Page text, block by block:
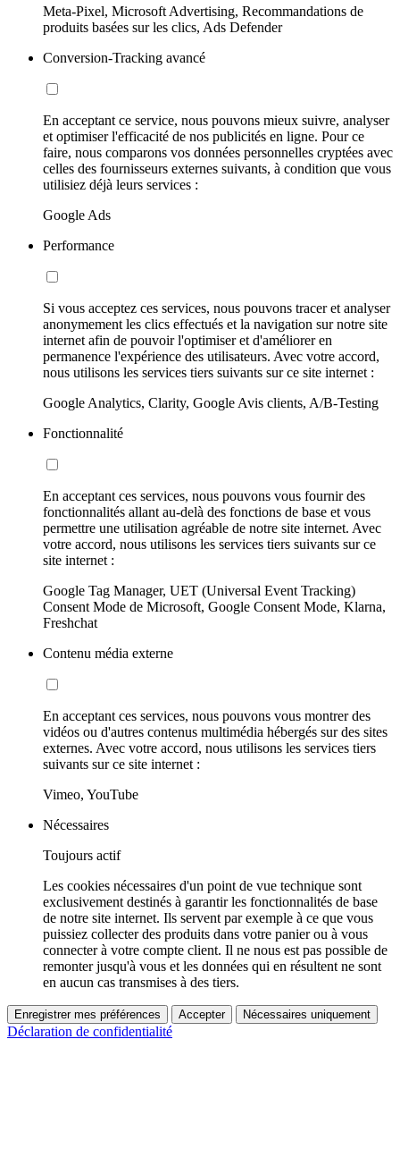
Meta-Pixel, Microsoft Advertising, Recommandations de
produits basées sur les clics, Ads Defender
Conversion-Tracking avancé
En acceptant ce service, nous pouvons mieux suivre, analyser
et optimiser l'efficacité de nos publicités en ligne. Pour ce
faire, nous comparons vos données personnelles cryptées avec
celles des fournisseurs externes suivants, à condition que vous
utilisiez déjà leurs services :
Google Ads
Performance
Si vous acceptez ces services, nous pouvons tracer et analyser
anonymement les clics effectués et la navigation sur notre site
internet afin de pouvoir l'optimiser et d'améliorer en
permanence l'expérience des utilisateurs. Avec votre accord,
nous utilisons les services tiers suivants sur ce site internet :
Google Analytics, Clarity, Google Avis clients, A/B-Testing
Fonctionnalité
En acceptant ces services, nous pouvons vous fournir des
fonctionnalités allant au-delà des fonctions de base et vous
permettre une utilisation agréable de notre site internet. Avec
votre accord, nous utilisons les services tiers suivants sur ce
site internet :
Google Tag Manager, UET (Universal Event Tracking)
Consent Mode de Microsoft, Google Consent Mode, Klarna,
Freshchat
Contenu média externe
En acceptant ces services, nous pouvons vous montrer des
vidéos ou d'autres contenus multimédia hébergés sur des sites
externes. Avec votre accord, nous utilisons les services tiers
suivants sur ce site internet :
Vimeo, YouTube
Nécessaires
Toujours actif
Les cookies nécessaires d'un point de vue technique sont
exclusivement destinés à garantir les fonctionnalités de base
de notre site internet. Ils servent par exemple à ce que vous
puissiez collecter des produits dans votre panier ou à vous
connecter à votre compte client. Il ne nous est pas possible de
remonter jusqu'à vous et les données qui en résultent ne sont
en aucun cas transmises à des tiers.
Enregistrer mes préférences Accepter Nécessaires uniquement
Déclaration de confidentialité